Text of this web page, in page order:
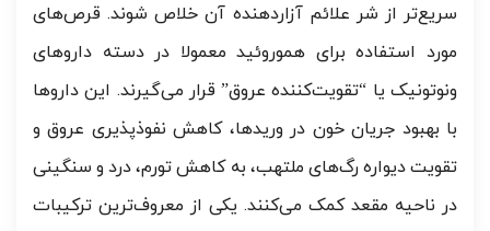
سریع‌تر از شر علائم آزاردهنده آن خلاص شوند. قرص‌های
مورد استفاده برای هموروئید معمولا در دسته داروهای
ونوتونیک یا “تقویت‌کننده عروق” قرار می‌گیرند. این داروها
با بهبود جریان خون در وریدها، کاهش نفوذپذیری عروق و
تقویت دیواره رگ‌های ملتهب، به کاهش تورم، درد و سنگینی
در ناحیه مقعد کمک می‌کنند. یکی از معروف‌ترین ترکیبات